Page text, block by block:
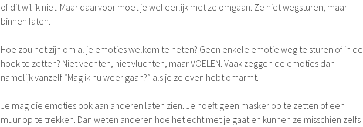
of dit wil ik niet. Maar daarvoor moet je wel eerlijk met ze omgaan. Ze niet wegsturen, maar
binnen laten.
Hoe zou het zijn om al je emoties welkom te heten? Geen enkele emotie weg te sturen of in de
hoek te zetten? Niet vechten, niet vluchten, maar VOELEN. Vaak zeggen de emoties dan
namelijk vanzelf “Mag ik nu weer gaan?” als je ze even hebt omarmt.
Je mag die emoties ook aan anderen laten zien. Je hoeft geen masker op te zetten of een
muur op te trekken. Dan weten anderen hoe het echt met je gaat en kunnen ze misschien zelfs